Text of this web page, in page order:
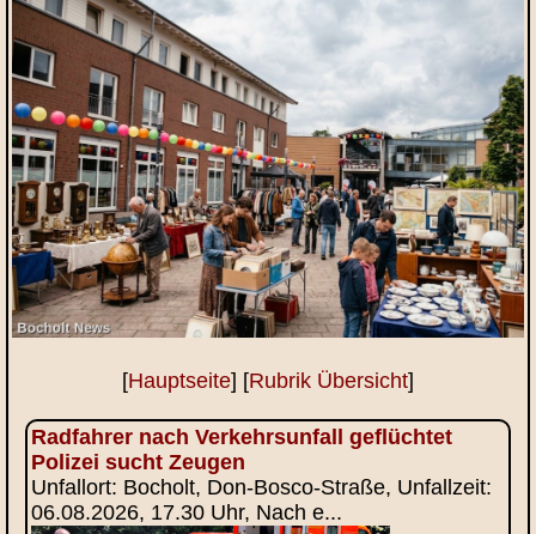
[Hauptseite] [Rubrik Übersicht]
Radfahrer nach Verkehrsunfall geflüchtet
Polizei sucht Zeugen
Unfallort: Bocholt, Don-Bosco-Straße, Unfallzeit:
06.08.2026, 17.30 Uhr, Nach e...